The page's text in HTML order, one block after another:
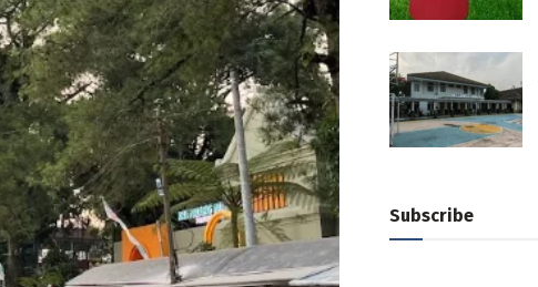
Subscribe